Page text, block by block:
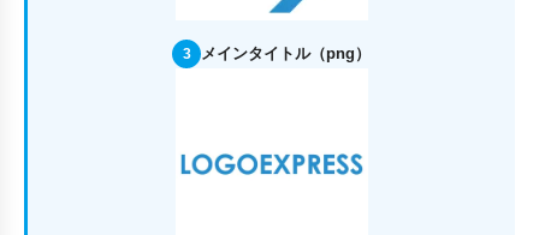
3 メインタイトル（png）